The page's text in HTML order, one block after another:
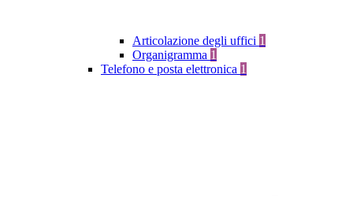
Articolazione degli uffici 1
Organigramma 1
Telefono e posta elettronica 1